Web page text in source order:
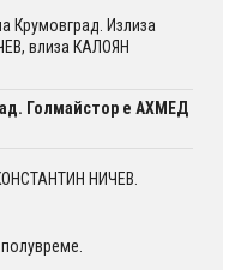
Крумовград. Излиза
влиза КАЛОЯН
Голмайстор е АХМЕД
НИЧЕВ.